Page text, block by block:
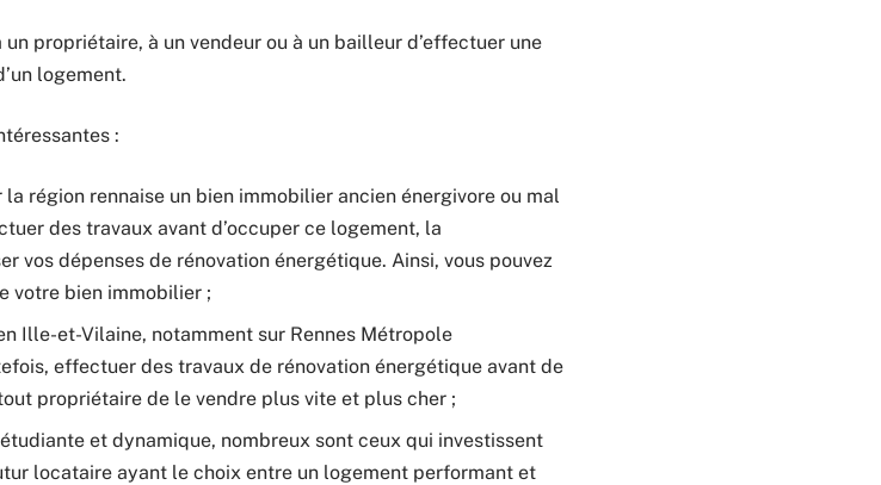
propriétaire, à un vendeur ou à un bailleur d’effectuer une
logement.
:
la région rennaise un bien immobilier ancien énergivore ou mal
des travaux avant d’occuper ce logement, la
vos dépenses de rénovation énergétique. Ainsi, vous pouvez
votre bien immobilier ;
Ille-et-Vilaine, notamment sur Rennes Métropole
effectuer des travaux de rénovation énergétique avant de
propriétaire de le vendre plus vite et plus cher ;
et dynamique, nombreux sont ceux qui investissent
locataire ayant le choix entre un logement performant et